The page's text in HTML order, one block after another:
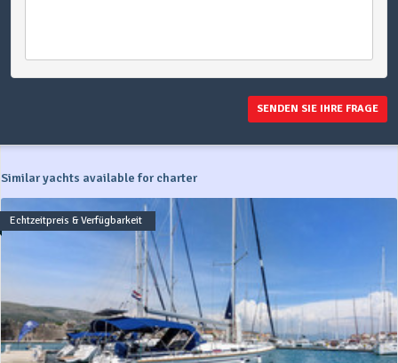
SENDEN SIE IHRE FRAGE
Similar yachts available for charter
Echtzeitpreis & Verfügbarkeit